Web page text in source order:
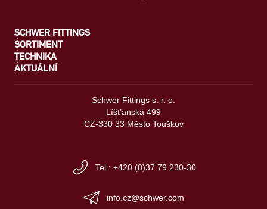
SCHWER FITTINGS
SORTIMENT
TECHNIKA
AKTUÁLNÍ
Schwer Fittings s. r. o.
Líšt’anská 499
CZ-330 33 Město Touškov
Tel.: +420 (0)37 79 230-30
info.cz@schwer.com